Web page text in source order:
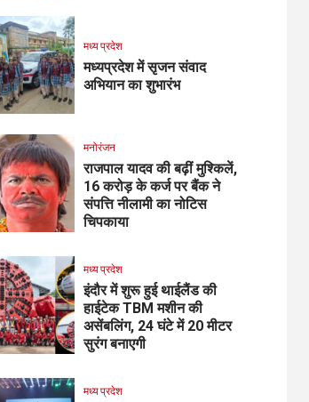
मध्य प्रदेश
मध्यप्रदेश में सृजन संवाद
अभियान का शुभारंभ
मनोरंजन
राजपाल यादव की बढ़ीं मुश्किलें,
₹16 करोड़ के कर्ज पर बैंक ने
संपत्ति नीलामी का नोटिस
चिपकाया
मध्य प्रदेश
इंदौर में शुरू हुई थाईलैंड की
हाईटेक TBM मशीन की
असेंबलिंग, 24 घंटे में 20 मीटर
सुरंग बनाएगी
मध्य प्रदेश